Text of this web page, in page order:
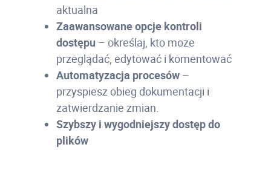
aktualna
Zaawansowane opcje kontroli
dostępu – określaj, kto może
przeglądać, edytować i komentować
Automatyzacja procesów–
przyspiesz obieg dokumentacji i
zatwierdzanie zmian.
Szybszy i wygodniejszy dostęp do
plików